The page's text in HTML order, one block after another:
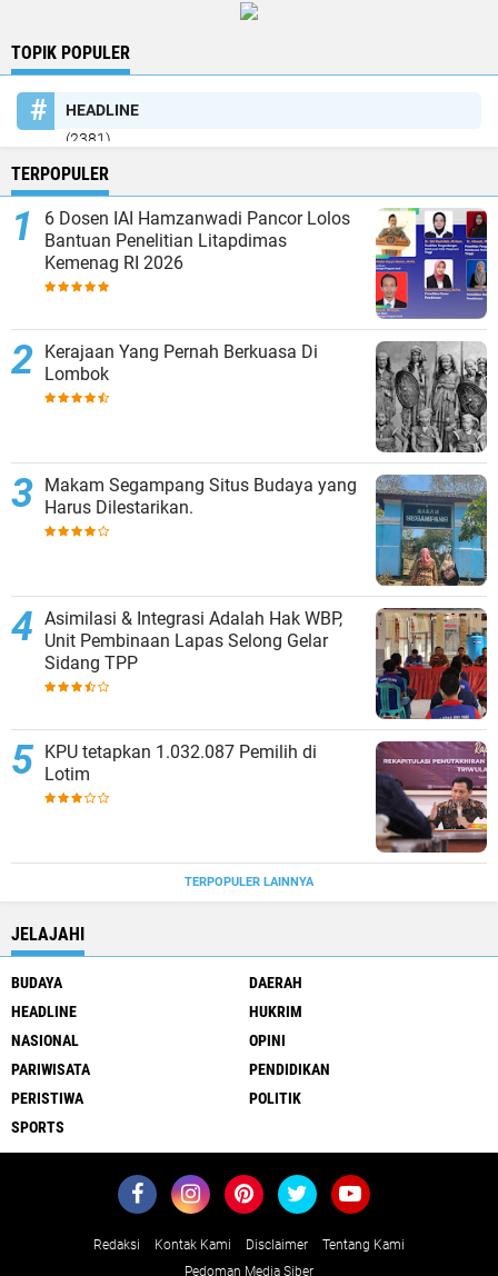
TOPIK POPULER
HEADLINE
(2381)
TERPOPULER
6 Dosen IAI Hamzanwadi Pancor Lolos
Bantuan Penelitian Litapdimas
Kemenag RI 2026
Kerajaan Yang Pernah Berkuasa Di
Lombok
Makam Segampang Situs Budaya yang
Harus Dilestarikan.
Asimilasi & Integrasi Adalah Hak WBP,
Unit Pembinaan Lapas Selong Gelar
Sidang TPP
KPU tetapkan 1.032.087 Pemilih di
Lotim
TERPOPULER LAINNYA
JELAJAHI
BUDAYA
DAERAH
HEADLINE
HUKRIM
NASIONAL
OPINI
PARIWISATA
PENDIDIKAN
PERISTIWA
POLITIK
SPORTS
Redaksi Kontak Kami Disclaimer
Tentang Kami
Pedoman Media Siber